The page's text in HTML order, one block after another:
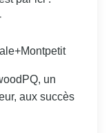
un
aux succès